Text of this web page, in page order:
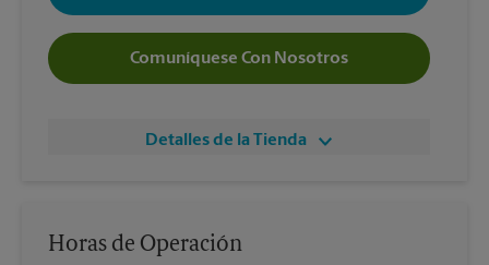
Comuníquese Con Nosotros
Detalles de la Tienda
Horas de Operación